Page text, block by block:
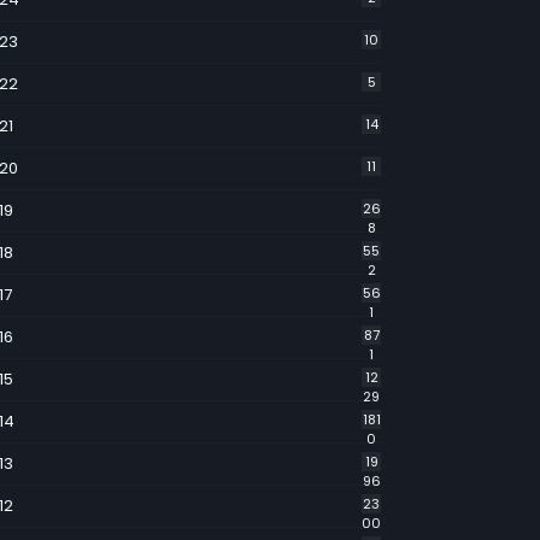
10
5
14
11
26
8
55
2
56
1
87
1
12
29
181
0
19
96
23
00